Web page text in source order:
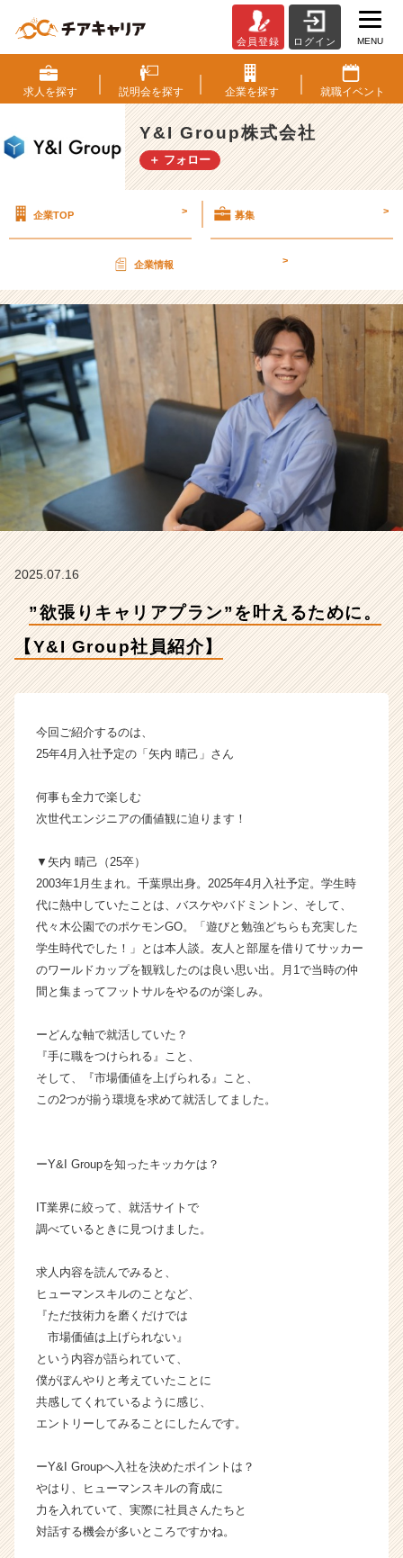
張
り
キ
ャ
リ
ア
叶
え
た
に。
&
I
G
r
r
u
式
タ
ラ
イ
ベ
ン
チ
ー・
成
長
企
業
ス
ウ
が
く
就
活
サ
イ
チ
ア
キ
リ
ア
（C
e
会員登録 ログイン MENU
求人を探す 説明会を探す 企業を探す 就職イベント
Y&I Group株式会社
＋ フォロー
企業TOP > 募集 >
企業情報 >
2025.07.16
”欲張りキャリアプラン”を叶えるために。
【Y&I Group社員紹介】
今回ご紹介するのは、
25年4月入社予定の「矢内 晴己」さん
何事も全力で楽しむ
次世代エンジニアの価値観に迫ります！
▼矢内 晴己（25卒）
2003年1月生まれ。千葉県出身。2025年4月入社予定。学生時
代に熱中していたことは、バスケやバドミントン、そして、
代々木公園でのポケモンGO。「遊びと勉強どちらも充実した
学生時代でした！」とは本人談。友人と部屋を借りてサッカー
のワールドカップを観戦したのは良い思い出。月1で当時の仲
間と集まってフットサルをやるのが楽しみ。
ーどんな軸で就活していた？
『手に職をつけられる』こと、
そして、『市場価値を上げられる』こと、
この2つが揃う環境を求めて就活してました。
ーY&I Groupを知ったキッカケは？
IT業界に絞って、就活サイトで
調べているときに見つけました。
求人内容を読んでみると、
ヒューマンスキルのことなど、
『ただ技術力を磨くだけでは
市場価値は上げられない』
という内容が語られていて、
僕がぼんやりと考えていたことに
共感してくれているように感じ、
エントリーしてみることにしたんです。
ーY&I Groupへ入社を決めたポイントは？
やはり、ヒューマンスキルの育成に
力を入れていて、実際に社員さんたちと
対話する機会が多いところですかね。